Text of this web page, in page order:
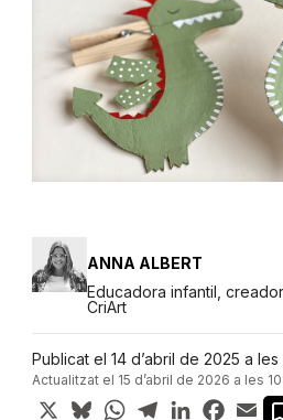
ANNA ALBERT
Educadora infantil,
CriArt
Publicat el 14 d’abril de 2025 a les
Actualitzat el 15 d’abril de 2026 a les
X BlueskyWhatsApp
TelegramLinkedIn